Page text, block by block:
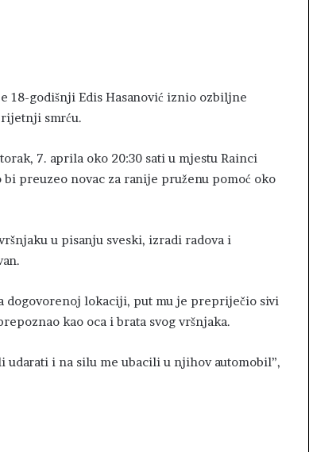
18-godišnji Edis Hasanović iznio ozbiljne
smrću.
7. aprila oko 20:30 sati u mjestu Rainci
preuzeo novac za ranije pruženu pomoć oko
u pisanju sveski, izradi radova i
dogovorenoj lokaciji, put mu je prepriječio sivi
kao oca i brata svog vršnjaka.
i na silu me ubacili u njihov automobil”,